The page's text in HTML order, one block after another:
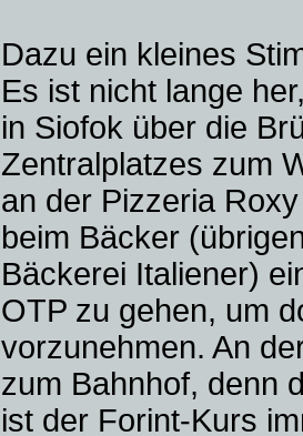
Dazu ein kleines
Es ist nicht lange
in Siofok über die
Zentralplatzes zum
an der Pizzeria
beim Bäcker
Bäckerei Italiener)
OTP zu gehen, um
vorzunehmen. An
zum Bahnhof, denn
ist der Forint-Kurs